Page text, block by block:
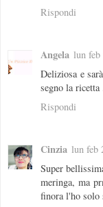
Rispondi
Angela lun
Deliziosa e
segno la
Rispondi
Cinzia lun feb
Super
meringa, ma
finora l'ho solo